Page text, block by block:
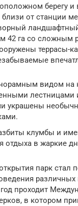
берегу и
от станции
42 га со сложным
террасы-
видом на
лестницами
украшены
клумбы и
отдыха в жаркие
парк стал
различных
проходит
в котором